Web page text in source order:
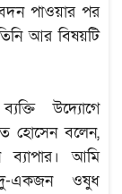
পাওয়ার পর
আর বিষয়টি
উদ্যোগে
হোসেন বলেন,
আমি
দু-একজন ওষুধ